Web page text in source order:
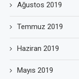
Ağustos 2019
Temmuz 2019
Haziran 2019
Mayıs 2019